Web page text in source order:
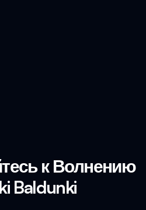
к Волнению
Baldunki